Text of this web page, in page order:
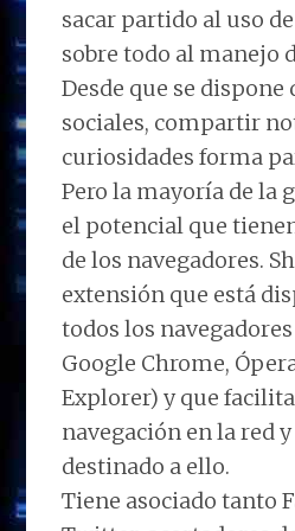
sacar partido al uso
sobre todo al manejo
Desde que se dispone
sociales, compartir
curiosidades forma
Pero la mayoría de la
el potencial que
de los navegadores.
extensión que está
todos los
Google Chrome,
Explorer) y que
navegación en la red
destinado a ello.
Tiene asociado tanto